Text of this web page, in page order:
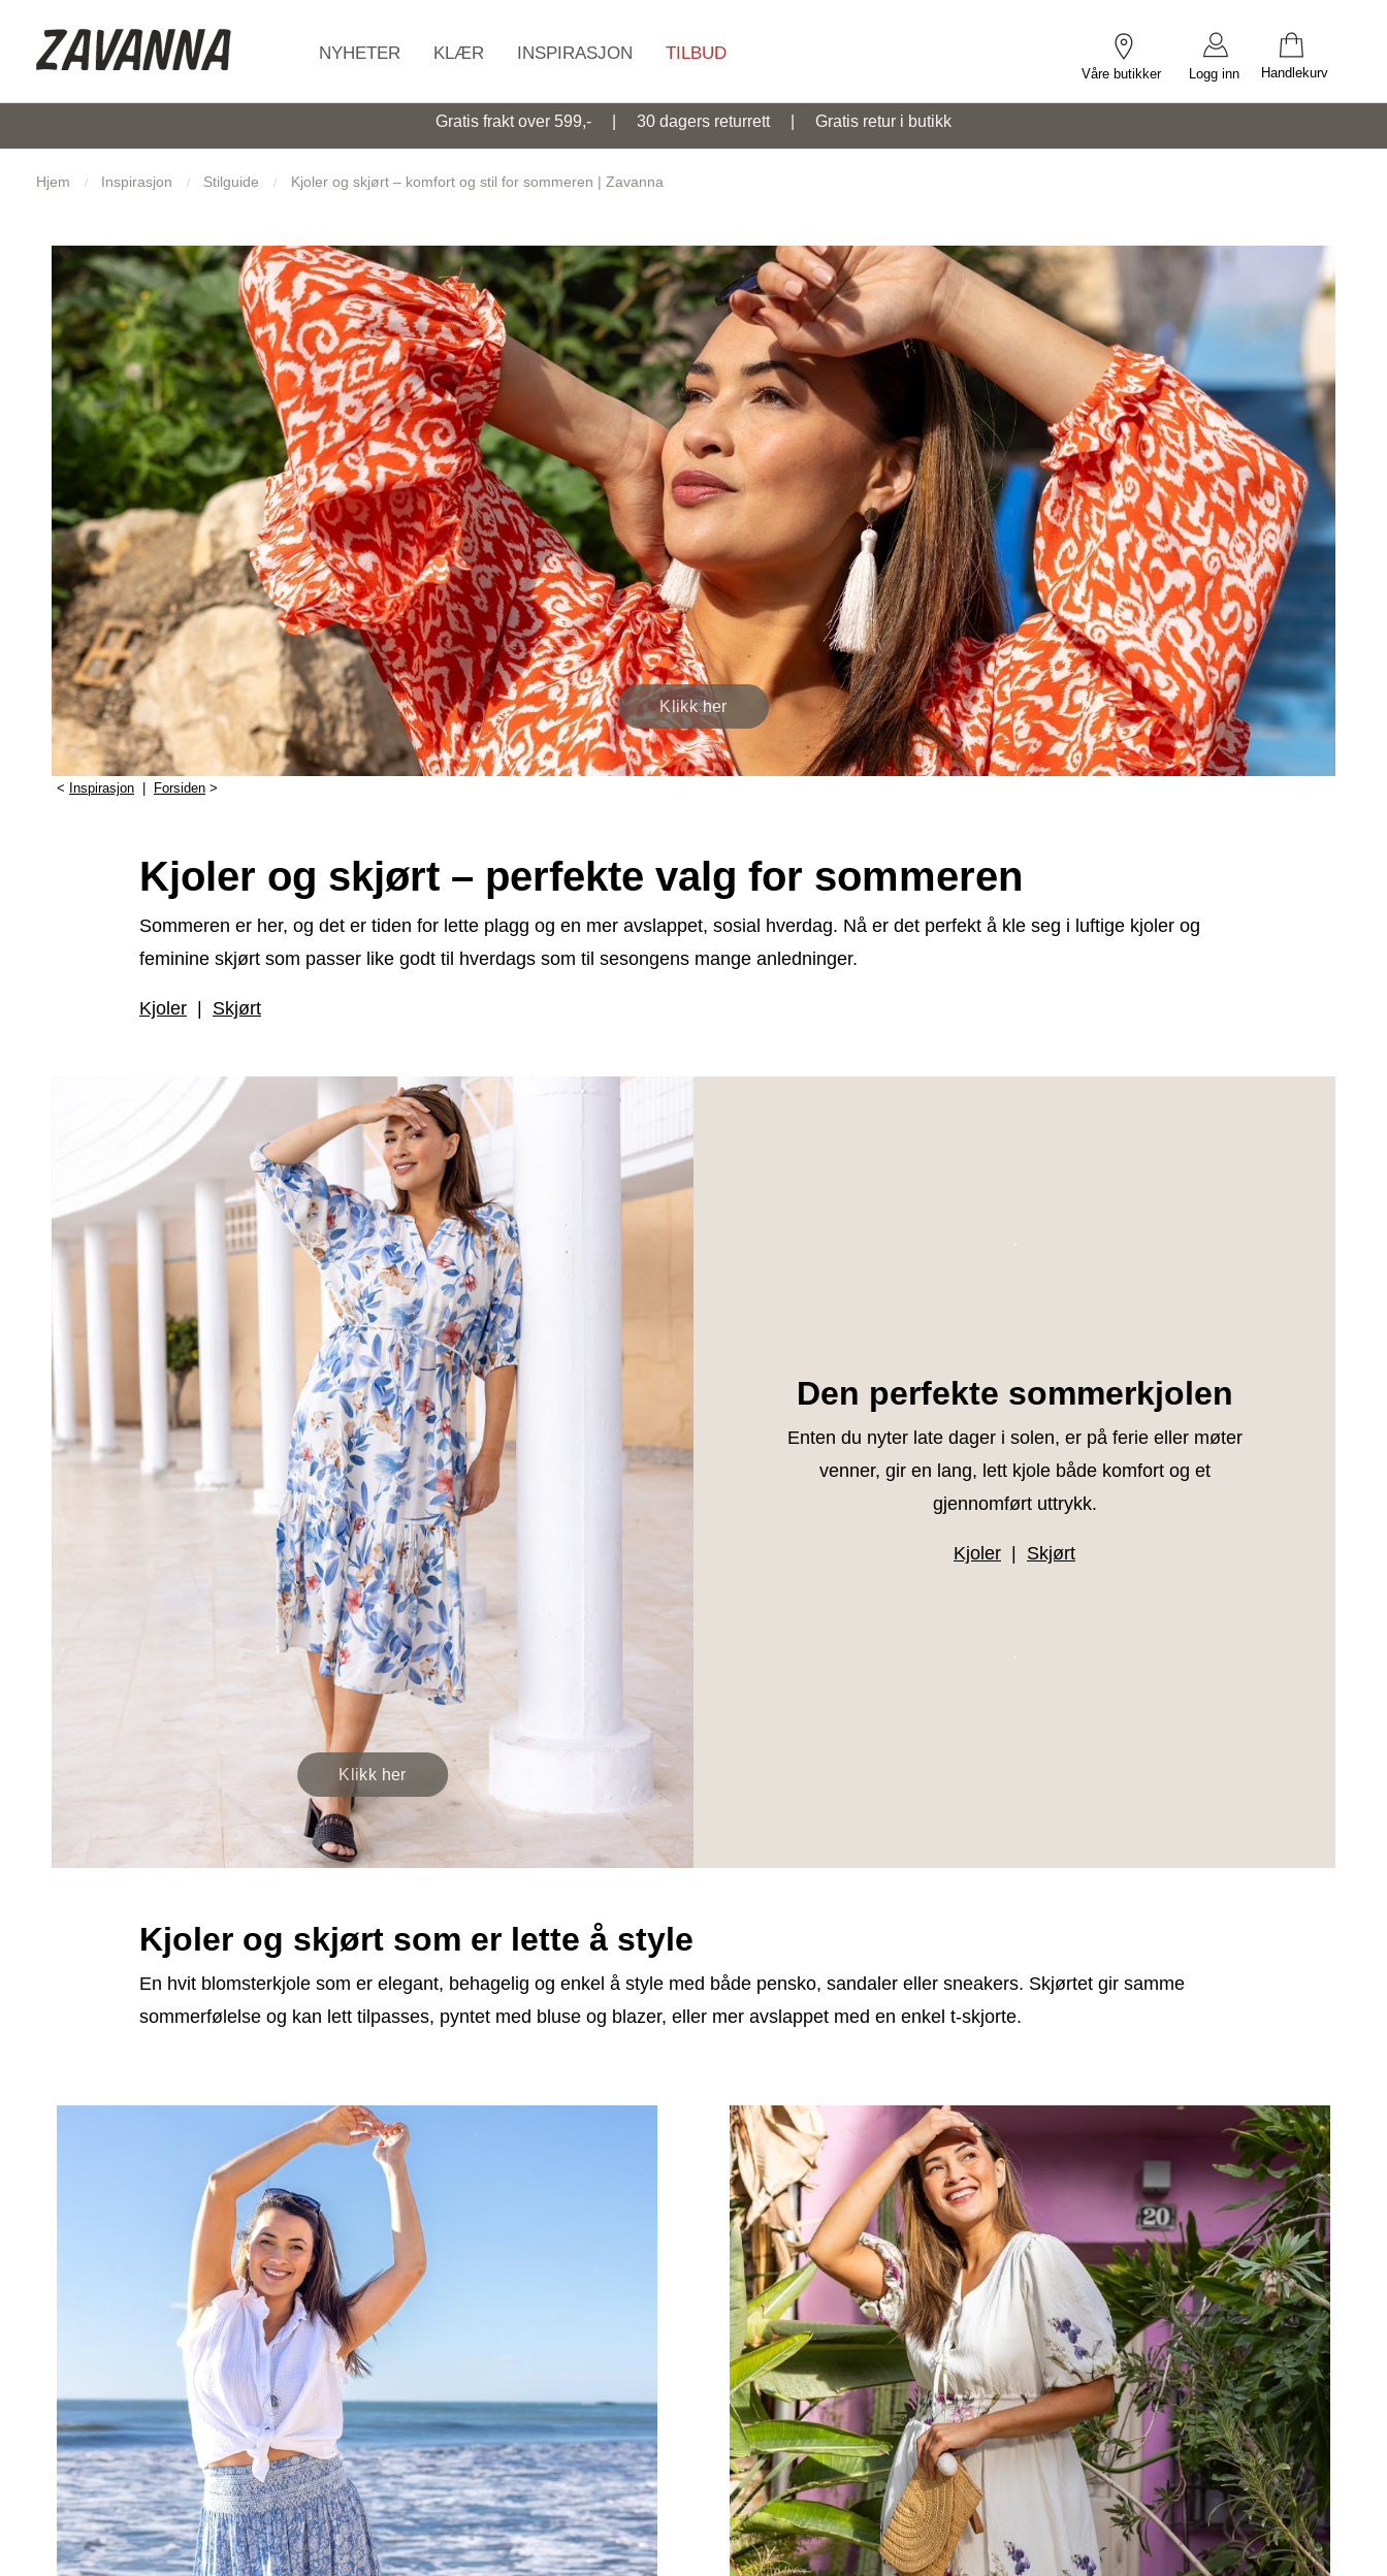
Våre butikker Logg inn Handlekurv
HJEM
NYHETER KLÆR INSPIRASJON TILBUD
Gratis frakt over 599,- | 30 dagers returrett | Gratis retur i butikk
Hjem Inspirasjon Stilguide Kjoler og skjørt – komfort og stil for sommeren | Zavanna
< Inspirasjon Forsiden >
Kjoler og skjørt – perfekte valg for sommeren
Sommeren er her, og det er tiden for lette plagg og en mer avslappet, sosial hverdag. Nå er det perfekt å kle seg i luftige kjoler og
feminine skjørt som passer like godt til hverdags som til sesongens mange anledninger.
Kjoler Skjørt
.
Den perfekte sommerkjolen
Enten du nyter late dager i solen, er på ferie eller møter
venner, gir en lang, lett kjole både komfort og et
gjennomført uttrykk.
Kjoler Skjørt
.
Kjoler og skjørt som er lette å style
En hvit blomsterkjole som er elegant, behagelig og enkel å style med både pensko, sandaler eller sneakers. Skjørtet gir samme
sommerfølelse og kan lett tilpasses, pyntet med bluse og blazer, eller mer avslappet med en enkel t-skjorte.